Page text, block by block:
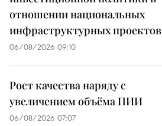
отношении национальных
инфраструктурных проектов
06/08/2026 09:10
Рост качества наряду с
увеличением объёма ПИИ
06/08/2026 07:07